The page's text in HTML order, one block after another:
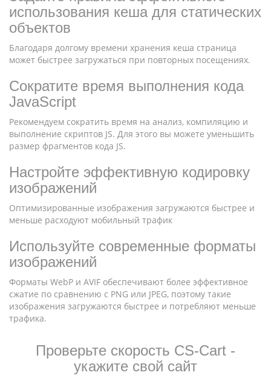
использования кеша для статических
объектов
Благодаря долгому времени хранения кеша страница
может быстрее загружаться при повторных посещениях.
Сократите время выполнения кода
JavaScript
Рекомендуем сократить время на анализ, компиляцию и
выполнение скриптов JS. Для этого вы можете уменьшить
размер фрагментов кода JS.
Настройте эффективную кодировку
изображений
Оптимизированные изображения загружаются быстрее и
меньше расходуют мобильный трафик
Используйте современные форматы
изображений
Форматы WebP и AVIF обеспечивают более эффективное
сжатие по сравнению с PNG или JPEG, поэтому такие
изображения загружаются быстрее и потребляют меньше
трафика.
Проверьте скорость CS-Cart -
укажите свой сайт